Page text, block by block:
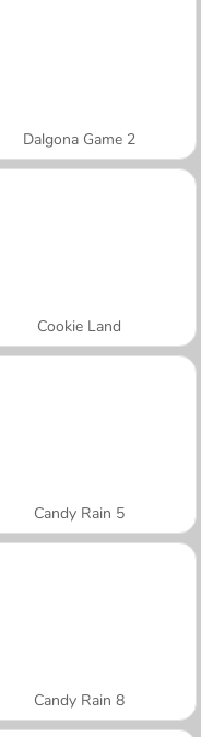
Dalgona Game 2
Cookie Land
Candy Rain 5
Candy Rain 8